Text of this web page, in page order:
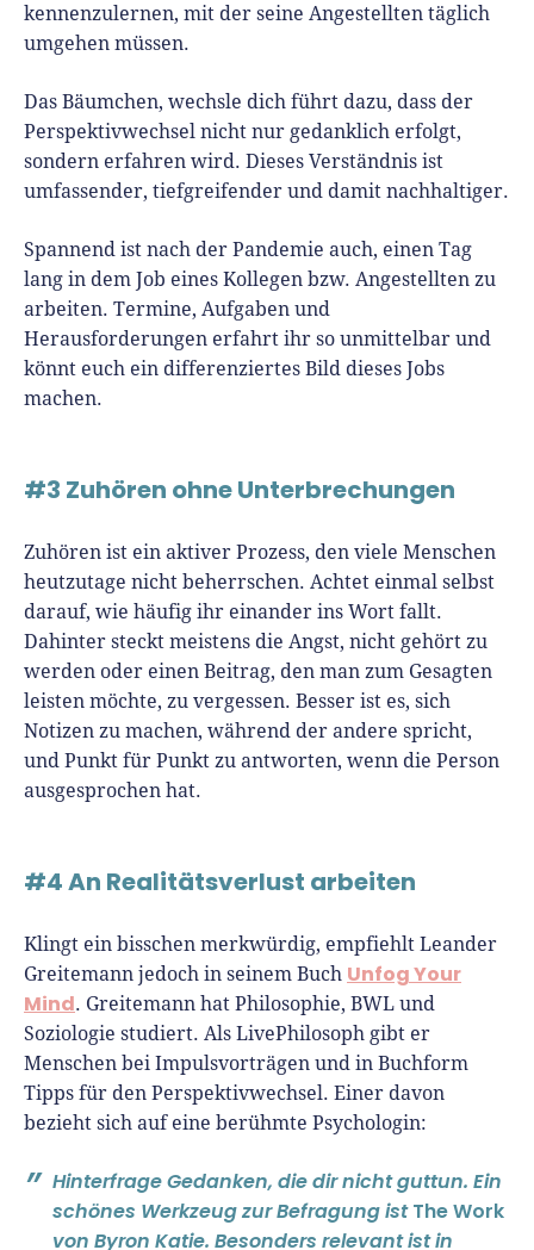
kennenzulernen, mit der seine Angestellten täglich
umgehen müssen.
Das Bäumchen, wechsle dich führt dazu, dass der
Perspektivwechsel nicht nur gedanklich erfolgt,
sondern erfahren wird. Dieses Verständnis ist
umfassender, tiefgreifender und damit nachhaltiger.
Spannend ist nach der Pandemie auch, einen Tag
lang in dem Job eines Kollegen bzw. Angestellten zu
arbeiten. Termine, Aufgaben und
Herausforderungen erfahrt ihr so unmittelbar und
könnt euch ein differenziertes Bild dieses Jobs
machen.
#3 Zuhören ohne Unterbrechungen
Zuhören ist ein aktiver Prozess, den viele Menschen
heutzutage nicht beherrschen. Achtet einmal selbst
darauf, wie häufig ihr einander ins Wort fallt.
Dahinter steckt meistens die Angst, nicht gehört zu
werden oder einen Beitrag, den man zum Gesagten
leisten möchte, zu vergessen. Besser ist es, sich
Notizen zu machen, während der andere spricht,
und Punkt für Punkt zu antworten, wenn die Person
ausgesprochen hat.
#4 An Realitätsverlust arbeiten
Klingt ein bisschen merkwürdig, empfiehlt Leander
Greitemann jedoch in seinem Buch Unfog Your
Mind. Greitemann hat Philosophie, BWL und
Soziologie studiert. Als LivePhilosoph gibt er
Menschen bei Impulsvorträgen und in Buchform
Tipps für den Perspektivwechsel. Einer davon
bezieht sich auf eine berühmte Psychologin:
Hinterfrage Gedanken, die dir nicht guttun. Ein
schönes Werkzeug zur Befragung istThe Work
von Byron Katie. Besonders relevant ist in